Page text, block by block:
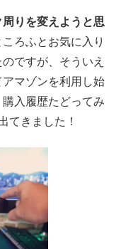
周りを変えようと思
ろふとお気に入り
ですが、そういえ
マゾンを利用し始
入履歴たどってみ
てきました！